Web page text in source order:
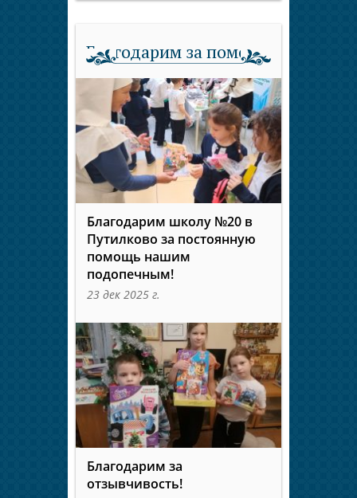
Благодарим за помощь
Благодарим школу №20 в
Путилково за постоянную
помощь нашим
подопечным!
23 дек 2025 г.
Благодарим за
отзывчивость!